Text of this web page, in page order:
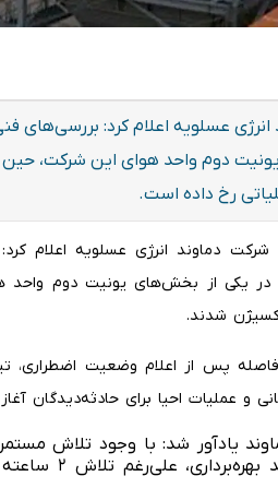
عسلویه اعلام کرد: بررسی‌های
دوم واحد هوای این شرکت،
رخ داده است.
شرکت دماوند انرژی عسلویه اعلام
یکی از بخش‌های یونیت دوم واحد
شدند.
پس از اعلام وضعیت اضطراری،
و عملیات احیا برای حادثه‌دیدگان
یادآور شد: با وجود تلاش
حسینی از